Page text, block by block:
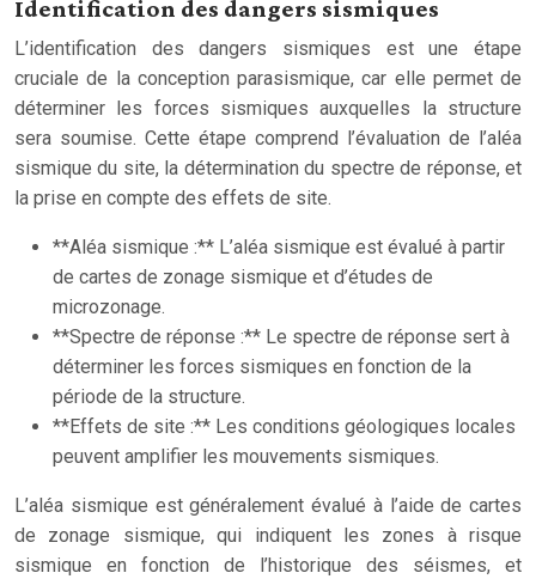
Identification des dangers sismiques
L’identification des dangers sismiques est une étape
cruciale de la conception parasismique, car elle permet de
déterminer les forces sismiques auxquelles la structure
sera soumise. Cette étape comprend l’évaluation de l’aléa
sismique du site, la détermination du spectre de réponse, et
la prise en compte des effets de site.
**Aléa sismique :** L’aléa sismique est évalué à partir
de cartes de zonage sismique et d’études de
microzonage.
**Spectre de réponse :** Le spectre de réponse sert à
déterminer les forces sismiques en fonction de la
période de la structure.
**Effets de site :** Les conditions géologiques locales
peuvent amplifier les mouvements sismiques.
L’aléa sismique est généralement évalué à l’aide de cartes
de zonage sismique, qui indiquent les zones à risque
sismique en fonction de l’historique des séismes, et